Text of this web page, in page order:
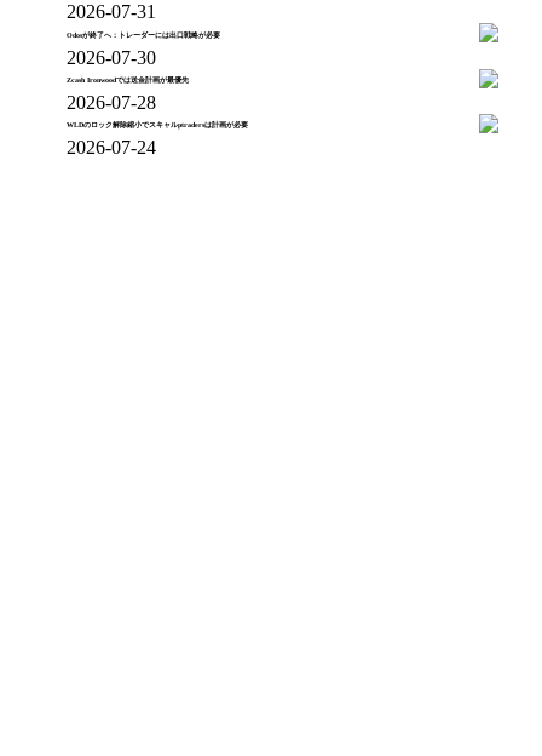
2026-07-31
Odosが終了へ：トレーダーには出口戦略が必要
2026-07-30
Zcash Ironwoodでは送金計画が最優先
2026-07-28
WLDのロック解除縮小でスキャルptradersは計画が必要
2026-07-24